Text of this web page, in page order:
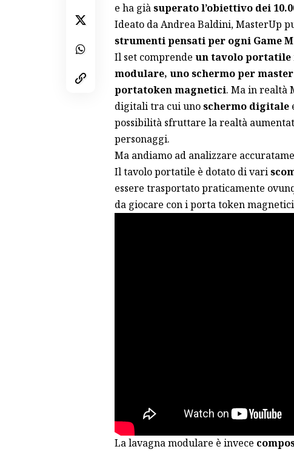
e ha giàsuperato l’obiettivo dei
Ideato da Andrea Baldini, MasterUp
strumenti pensati per ogni Game
Il set comprende un tavolo portatile
modulare, uno schermo per master
portatoken magnetici. Ma in realtà
digitali tra cui unoschermo digitale
possibilità sfruttare la realtà
personaggi.
Ma andiamo ad analizzare
Il tavolo portatile è dotato di vari
essere trasportato praticamente
da giocare con i porta token
La lavagna modulare è invece